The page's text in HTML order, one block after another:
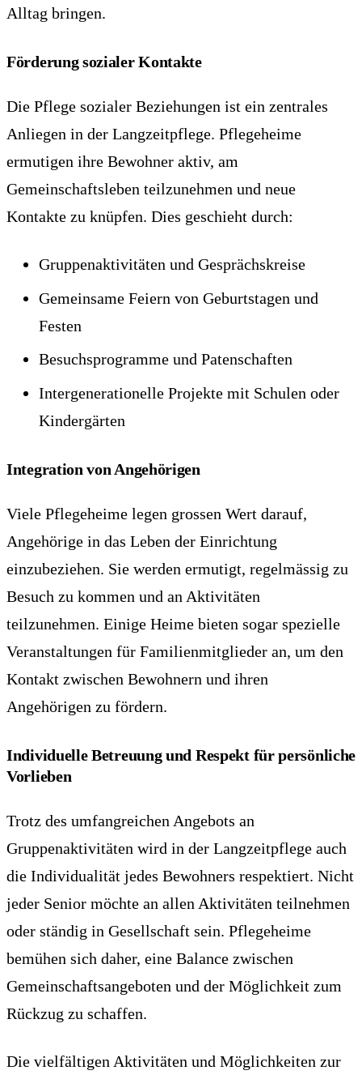
Alltag bringen.
Förderung sozialer Kontakte
Die Pflege sozialer Beziehungen ist ein zentrales
Anliegen in der Langzeitpflege. Pflegeheime
ermutigen ihre Bewohner aktiv, am
Gemeinschaftsleben teilzunehmen und neue
Kontakte zu knüpfen. Dies geschieht durch:
Gruppenaktivitäten und Gesprächskreise
Gemeinsame Feiern von Geburtstagen und
Festen
Besuchsprogramme und Patenschaften
Intergenerationelle Projekte mit Schulen oder
Kindergärten
Integration von Angehörigen
Viele Pflegeheime legen grossen Wert darauf,
Angehörige in das Leben der Einrichtung
einzubeziehen. Sie werden ermutigt, regelmässig zu
Besuch zu kommen und an Aktivitäten
teilzunehmen. Einige Heime bieten sogar spezielle
Veranstaltungen für Familienmitglieder an, um den
Kontakt zwischen Bewohnern und ihren
Angehörigen zu fördern.
Individuelle Betreuung und Respekt für persönliche
Vorlieben
Trotz des umfangreichen Angebots an
Gruppenaktivitäten wird in der Langzeitpflege auch
die Individualität jedes Bewohners respektiert. Nicht
jeder Senior möchte an allen Aktivitäten teilnehmen
oder ständig in Gesellschaft sein. Pflegeheime
bemühen sich daher, eine Balance zwischen
Gemeinschaftsangeboten und der Möglichkeit zum
Rückzug zu schaffen.
Die vielfältigen Aktivitäten und Möglichkeiten zur